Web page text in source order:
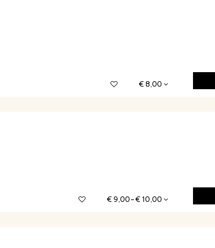
€ 8,00
€ 9,00–€ 10,00